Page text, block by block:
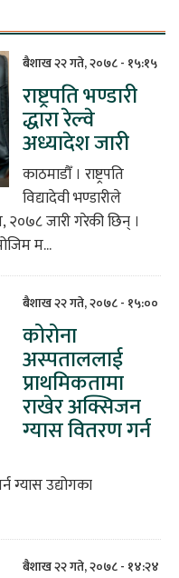
बैशाख २२ गते, २०७८ - १५:१५
राष्ट्रपति भण्डारी
द्धारा रेल्वे
अध्यादेश जारी
काठमाडौँ । राष्ट्रपति
विद्यादेवी भण्डारीले
जारी गरेकी छिन् ।
म...
बैशाख २२ गते, २०७८ - १५:००
कोरोना
अस्पताललाई
प्राथमिकतामा
राखेर अक्सिजन
ग्यास वितरण गर्न
ग्यास उद्योगका
बैशाख २२ गते, २०७८ - १४:२४